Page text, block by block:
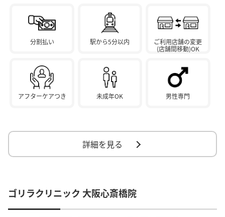
分割払い 駅から5分以内
ご利用店舗の変更
(店舗間移動)OK
アフターケアつき 未成年OK 男性専門
詳細を見る
ゴリラクリニック 大阪心斎橋院